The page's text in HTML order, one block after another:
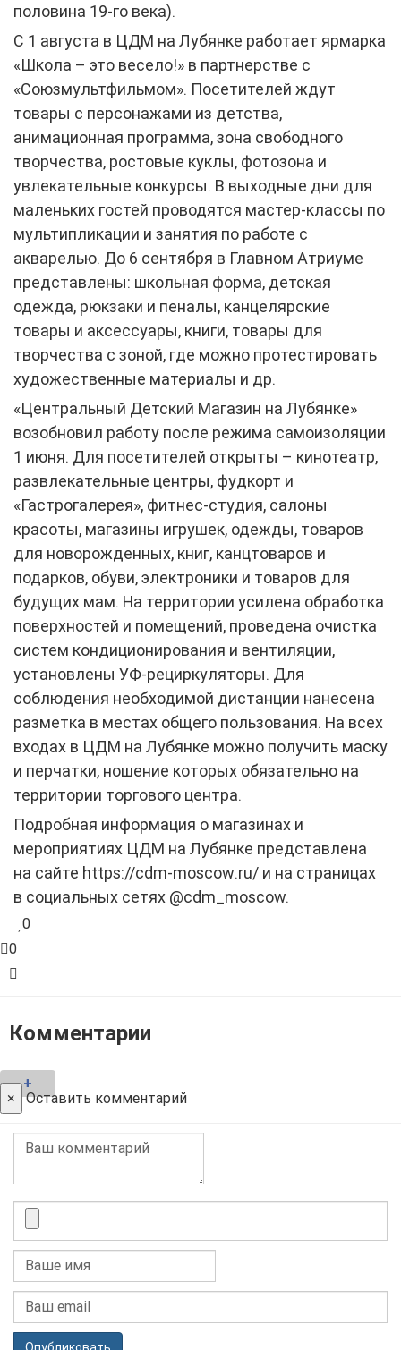
половина 19-го века).
С 1 августа в ЦДМ на Лубянке работает ярмарка
«Школа – это весело!» в партнерстве с
«Союзмультфильмом». Посетителей ждут
товары с персонажами из детства,
анимационная программа, зона свободного
творчества, ростовые куклы, фотозона и
увлекательные конкурсы. В выходные дни для
маленьких гостей проводятся мастер-классы по
мультипликации и занятия по работе с
акварелью. До 6 сентября в Главном Атриуме
представлены: школьная форма, детская
одежда, рюкзаки и пеналы, канцелярские
товары и аксессуары, книги, товары для
творчества с зоной, где можно протестировать
художественные материалы и др.
«Центральный Детский Магазин на Лубянке»
возобновил работу после режима самоизоляции
1 июня. Для посетителей открыты – кинотеатр,
развлекательные центры, фудкорт и
«Гастрогалерея», фитнес-студия, салоны
красоты, магазины игрушек, одежды, товаров
для новорожденных, книг, канцтоваров и
подарков, обуви, электроники и товаров для
будущих мам. На территории усилена обработка
поверхностей и помещений, проведена очистка
систем кондиционирования и вентиляции,
установлены УФ-рециркуляторы. Для
соблюдения необходимой дистанции нанесена
разметка в местах общего пользования. На всех
входах в ЦДМ на Лубянке можно получить маску
и перчатки, ношение которых обязательно на
территории торгового центра.
Подробная информация о магазинах и
мероприятиях ЦДМ на Лубянке представлена
на сайте https://cdm-moscow.ru/ и на страницах
в социальных сетях @cdm_moscow.
0
0
Комментарии
+
× Оставить комментарий